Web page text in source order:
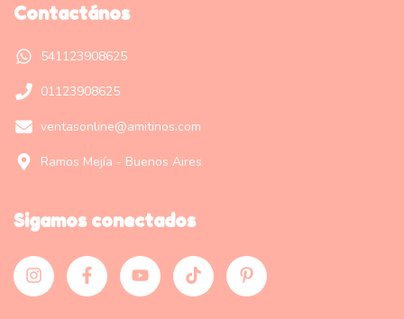
Contactános
541123908625
01123908625
ventasonline@amitinos.com
Ramos Mejía - Buenos Aires
Sigamos conectados